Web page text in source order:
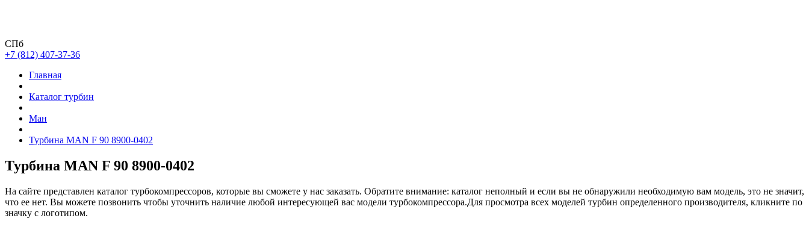
СПб
+7 (812) 407-37-36
Главная
Каталог турбин
Ман
Турбина MAN F 90 8900-0402
Турбина MAN F 90 8900-0402
На сайте представлен каталог турбокомпрессоров, которые вы сможете у нас заказать. Обратите внимание: каталог неполный и если вы не обнаружили необходимую вам модель, это не значит,
что ее нет. Вы можете позвонить чтобы уточнить наличие любой интересующей вас модели турбокомпрессора.Для просмотра всех моделей турбин определенного производителя, кликните по
значку с логотипом.